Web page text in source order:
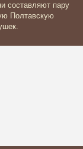
составляют пару
Полтавскую